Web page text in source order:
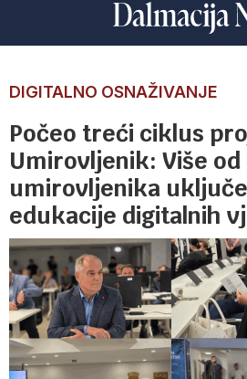
DIGITALNO OSNAŽIVANJE
Počeo treći ciklus
Umirovljenik: Više od
umirovljenika
edukacije digitalnih